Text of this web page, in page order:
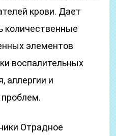
крови. Дает
количественные
элементов
воспалительных
аллергии и
Отрадное